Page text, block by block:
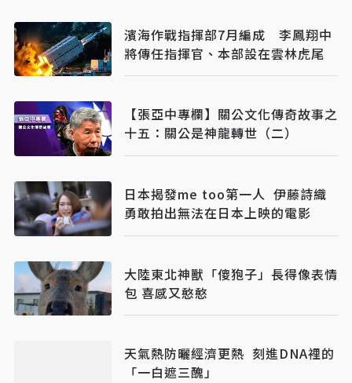
濱海作戰指揮部7月編成 李鳳翔中
將傳任指揮官、本部設在雲林虎尾
【張亞中專欄】關公文化傳奇故事之
十五：關公是神龍轉世（二）
日本揭發me too第一人 伊藤詩織
勇敢拍出無法在日本上映的電影
大陸東北神獸「傻狍子」長得像表情
包 喜感又憨憨
天氣熱防曬經濟更熱 刻進DNA裡的
「一白遮三醜」